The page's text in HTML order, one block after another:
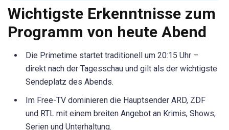
Wichtigste Erkenntnisse zum
Programm von heute Abend
Die Primetime startet traditionell um 20:15 Uhr –
direkt nach der Tagesschau und gilt als der wichtigste
Sendeplatz des Abends.
Im Free-TV dominieren die Hauptsender ARD, ZDF
und RTL mit einem breiten Angebot an Krimis, Shows,
Serien und Unterhaltung.